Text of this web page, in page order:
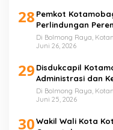
28 Pemkot
Perlindungan
Di Bolmong Raya,
Juni 26, 2026
29 Disdukcapil
Administrasi dan
Di Bolmong Raya,
Juni 25, 2026
30Wakil Wali Kota